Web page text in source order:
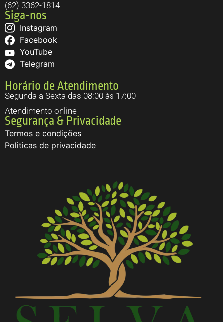
(62) 3362-1814
Siga-nos
Instagram
Facebook
YouTube
Telegram
Horário de Atendimento
Segunda a Sexta das 08:00 às 17:00
Atendimento online
Segurança & Privacidade
Termos e condições
Politicas de privacidade